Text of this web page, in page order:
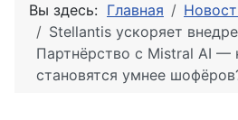
Вы здесь: Главная
Stellantis ускоряет
Партнёрство с Mistral AI —
становятся умнее